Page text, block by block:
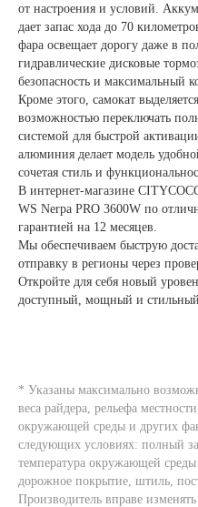
от настроения и условий.
дает запас хода до 70
фара освещает дорогу даже в
гидравлические дисковые
безопасность и максимальный
Кроме этого, самокат
возможностью переключать
системой для быстрой
алюминия делает модель
сочетая стиль и
В интернет-магазине
WS Nerpa PRO 3600W по
гарантией на 12 месяцев.
Мы обеспечиваем быструю
отправку в регионы через
Откройте для себя новый
доступный, мощный и
* Указаны максимально
веса райдера, рельефа
окружающей среды и других
следующих условиях: полный
температура окружающей
дорожное покрытие, штиль,
Производитель вправе